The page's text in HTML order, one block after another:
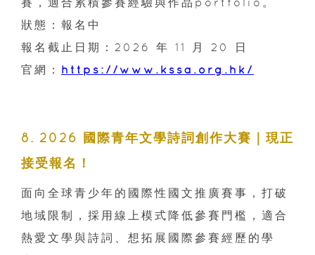
狀態：報名中
報名截止日期：2026 年 11 月 20 日
官網： https://www.kssa.org.hk/
8. 2026 國際青年文學詩詞創作大賽｜現正
接受報名！
面向全球青少年的國際性國文推廣賽事，打破
地域限制，採用線上模式降低參賽門檻，適合
熱愛文學與詩詞、想拓展國際參賽經歷的學